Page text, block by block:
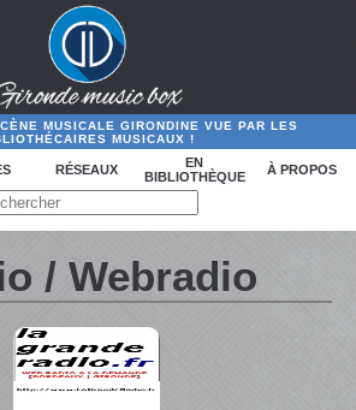
MUSICALE GIRONDINE VUE PAR LES
MUSICAUX !
RÉSEAUX
EN
BIBLIOTHÈQUE
À PROPOS
/ Webradio